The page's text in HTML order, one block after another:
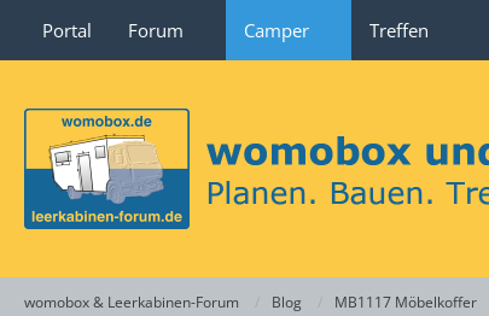
Portal Forum Camper Treffen
womobox & Leerkabinen-Forum Blog MB1117 Möbelkoffer